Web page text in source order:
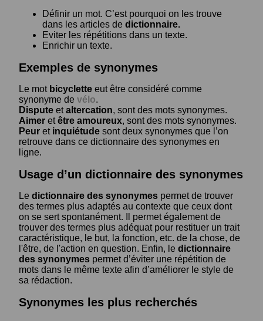
Définir un mot. C’est pourquoi on les trouve
dans les articles de dictionnaire.
Eviter les répétitions dans un texte.
Enrichir un texte.
Exemples de synonymes
Le mot bicyclette eut être considéré comme
synonyme de vélo.
Dispute etaltercation, sont des mots synonymes.
Aimer etêtre amoureux, sont des mots synonymes.
Peur et inquiétude sont deux synonymes que l’on
retrouve dans ce dictionnaire des synonymes en
ligne.
Usage d’un dictionnaire des synonymes
Le dictionnaire des synonymes permet de trouver
des termes plus adaptés au contexte que ceux dont
on se sert spontanément. Il permet également de
trouver des termes plus adéquat pour restituer un trait
caractéristique, le but, la fonction, etc. de la chose, de
l'être, de l'action en question. Enfin, le dictionnaire
des synonymes permet d’éviter une répétition de
mots dans le même texte afin d’améliorer le style de
sa rédaction.
Synonymes les plus recherchés